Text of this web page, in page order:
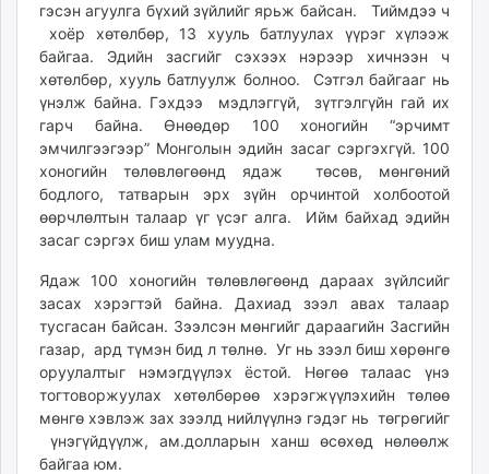
unen.mn
asu.mn
shudarga.mn
shuurhai.mn
unuudur.mn
isee.mn
mglradio.com
fact.mn
itoim.mn
shuum.mn
times.mn
tvmongolia.mn
mass.mn
unegui.mn
assa.mn
toim.mn
гэсэн агуулга бүхий зүйлийг ярьж байсан. Тиймдээ ч
хоёр хөтөлбөр, 13 хууль батлуулах үүрэг хүлээж
байгаа. Эдийн засгийг сэхээх нэрээр хичнээн ч
хөтөлбөр, хууль батлуулж болноо. Сэтгэл байгааг нь
үнэлж байна. Гэхдээ мэдлэггүй, зүтгэлгүйн гай их
гарч байна. Өнөөдөр 100 хоногийн “эрчимт
эмчилгээгээр” Монголын эдийн засаг сэргэхгүй. 100
хоногийн төлөвлөгөөнд ядаж төсөв, мөнгөний
бодлого, татварын эрх зүйн орчинтой холбоотой
өөрчлөлтын талаар үг үсэг алга. Ийм байхад эдийн
засаг сэргэх биш улам муудна.
Ядаж 100 хоногийн төлөвлөгөөнд дараах зүйлсийг
засах хэрэгтэй байна. Дахиад зээл авах талаар
тусгасан байсан. Зээлсэн мөнгийг дараагийн Засгийн
газар, ард түмэн бид л төлнө. Уг нь зээл биш хөрөнгө
оруулалтыг нэмэгдүүлэх ёстой. Нөгөө талаас үнэ
тогтоворжуулах хөтөлбөрөө хэрэгжүүлэхийн төлөө
мөнгө хэвлэж зах зээлд нийлүүлнэ гэдэг нь төгрөгийг
үнэгүйдүүлж, ам.долларын ханш өсөхөд нөлөөлж
байгаа юм.